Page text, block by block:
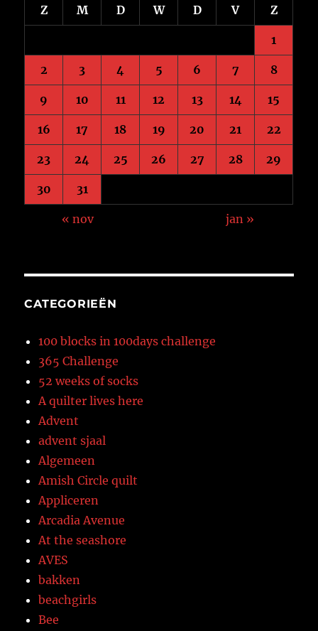
Z M D W D V Z
1
2 3 4 5 6 7 8
9 10 11 12 13 14 15
16 17 18 19 20 21 22
23 24 25 26 27 28 29
30 31
« nov jan »
CATEGORIEËN
100 blocks in 100days challenge
365 Challenge
52 weeks of socks
A quilter lives here
Advent
advent sjaal
Algemeen
Amish Circle quilt
Appliceren
Arcadia Avenue
At the seashore
AVES
bakken
beachgirls
Bee